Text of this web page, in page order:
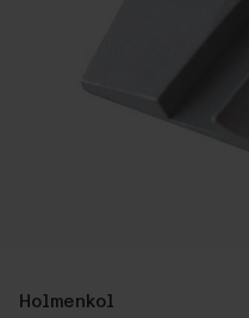
Holmenkol